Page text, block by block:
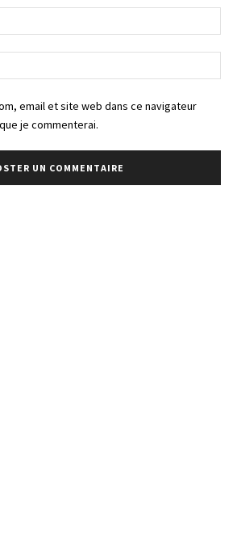
:*
:
email et site web dans ce navigateur
je commenterai.